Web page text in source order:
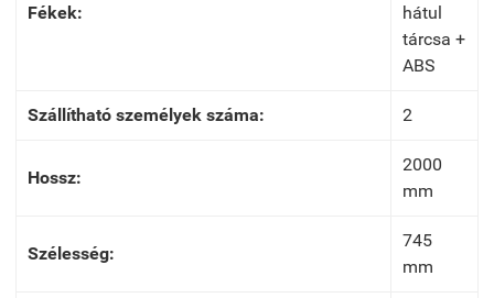
Fékek:
hátul
tárcsa +
ABS
Szállítható személyek száma: 2
Hossz:
2000
mm
Szélesség:
745
mm